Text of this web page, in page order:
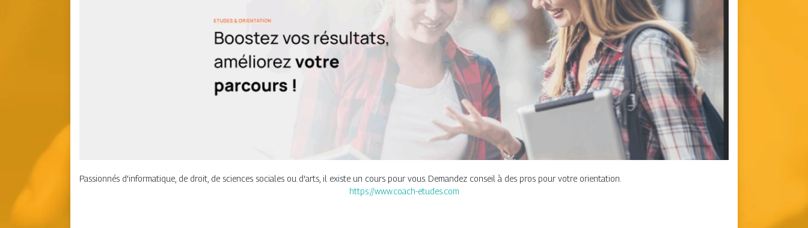
Passionnés d'informatique, de droit, de sciences sociales ou d'arts, il existe un cours pour vous. Demandez conseil à des pros pour votre orientation.
https://www.coach-etudes.com